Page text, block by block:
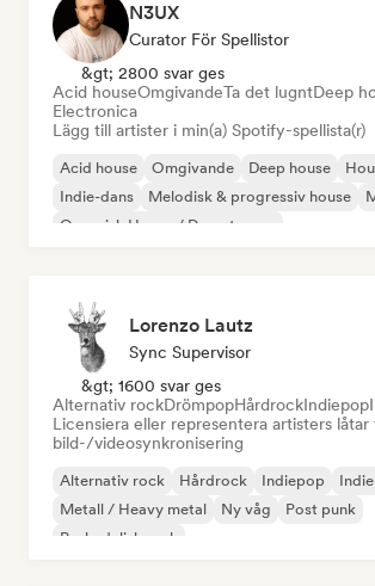
N3UX
Curator För Spellistor
&gt; 2800 svar ges
Acid houseOmgivandeTa det lugntDeep
Electronica
Lägg till artister i min(a) Spotify-spellista(r)
Acid house Omgivande Deep house
Indie-dans
Melodisk & progressiv house
Organisk House / Downtempo
Lorenzo Lautz
Sync Supervisor
&gt; 1600 svar ges
Alternativ rockDrömpopHårdrockIndiepop
Licensiera eller representera artisters låtar
bild-/videosynkronisering
Alternativ rock Hårdrock Indiepop
Metall / Heavy metal
Ny våg
Post punk
Psykedelisk rock